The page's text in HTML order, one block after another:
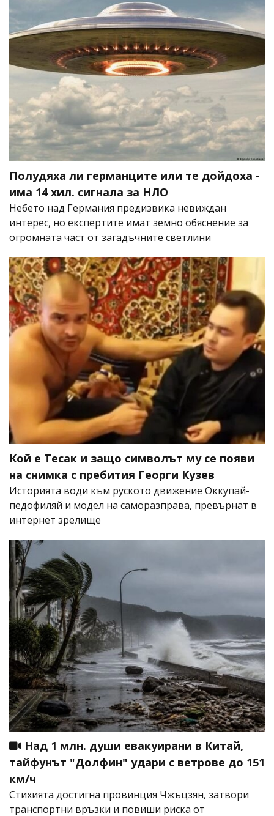
Полудяха ли германците или те дойдоха -
има 14 хил. сигнала за НЛО
Небето над Германия предизвика невиждан
интерес, но експертите имат земно обяснение за
огромната част от загадъчните светлини
Кой е Тесак и защо символът му се появи
на снимка с пребития Георги Кузев
Историята води към руското движение Оккупай-
педофиляй и модел на саморазправа, превърнат в
интернет зрелище
Над 1 млн. души евакуирани в Китай,
тайфунът "Долфин" удари с ветрове до 151
км/ч
Стихията достигна провинция Чжъцзян, затвори
транспортни връзки и повиши риска от